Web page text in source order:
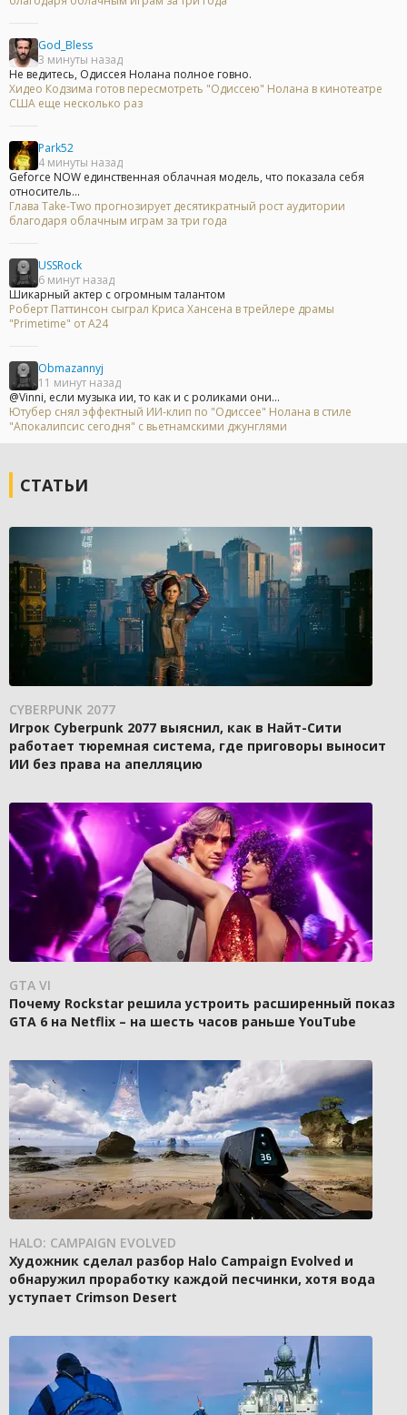
God_Bless
3 минуты назад
Не ведитесь, Одиссея Нолана полное говно.
Хидео Кодзима готов пересмотреть "Одиссею" Нолана в кинотеатре
США еще несколько раз
Park52
4 минуты назад
Geforce NOW единственная облачная модель, что показала себя
относитель...
Глава Take-Two прогнозирует десятикратный рост аудитории
благодаря облачным играм за три года
USSRock
6 минут назад
Шикарный актер с огромным талантом
Роберт Паттинсон сыграл Криса Хансена в трейлере драмы
"Primetime" от A24
Obmazannyj
11 минут назад
@Vinni, если музыка ии, то как и с роликами они...
Ютубер снял эффектный ИИ-клип по "Одиссее" Нолана в стиле
"Апокалипсис сегодня" с вьетнамскими джунглями
СТАТЬИ
CYBERPUNK 2077
Игрок Cyberpunk 2077 выяснил, как в Найт-Сити
работает тюремная система, где приговоры выносит
ИИ без права на апелляцию
GTA VI
Почему Rockstar решила устроить расширенный показ
GTA 6 на Netflix – на шесть часов раньше YouTube
HALO: CAMPAIGN EVOLVED
Художник сделал разбор Halo Campaign Evolved и
обнаружил проработку каждой песчинки, хотя вода
уступает Crimson Desert